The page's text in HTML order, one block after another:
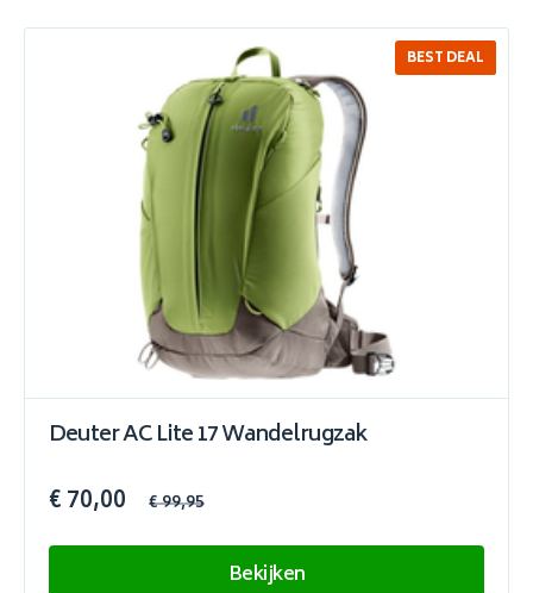
SALE
BEST DEAL
Deuter AC Lite 17 Wandelrugzak
€ 70,00 € 99,95
Bekijken